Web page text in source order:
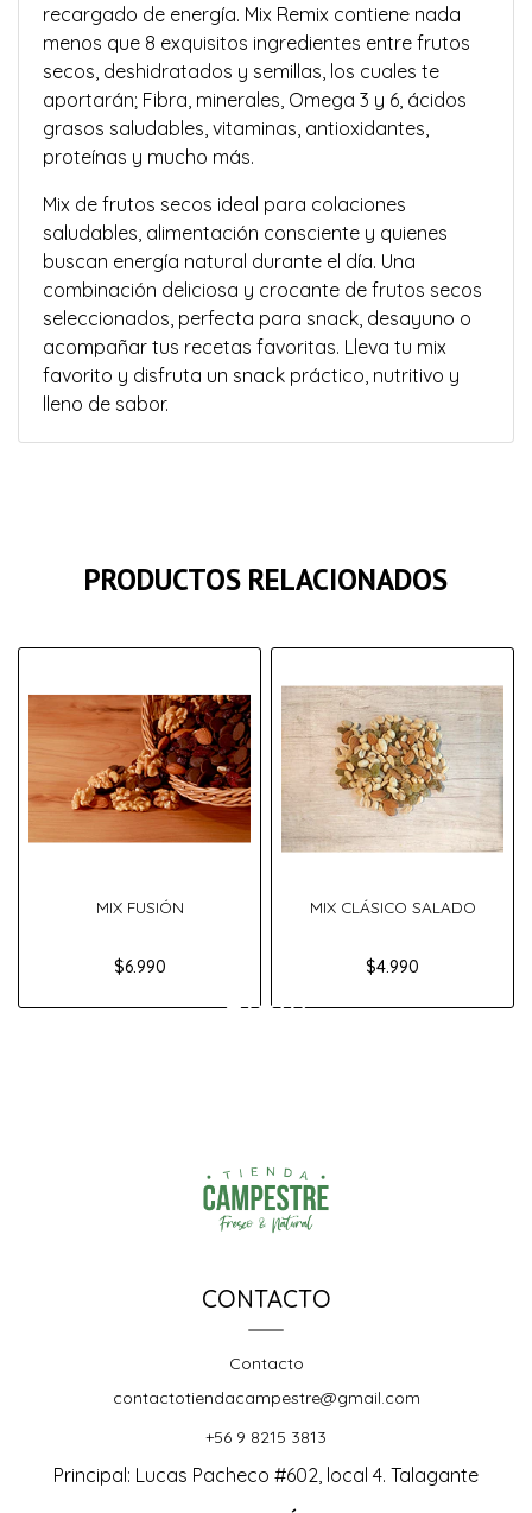
recargado de energía. Mix Remix contiene nada
menos que 8 exquisitos ingredientes entre frutos
secos, deshidratados y semillas, los cuales te
aportarán; Fibra, minerales, Omega 3 y 6, ácidos
grasos saludables, vitaminas, antioxidantes,
proteínas y mucho más.
Mix de frutos secos ideal para colaciones
saludables, alimentación consciente y quienes
buscan energía natural durante el día. Una
combinación deliciosa y crocante de frutos secos
seleccionados, perfecta para snack, desayuno o
acompañar tus recetas favoritas. Lleva tu mix
favorito y disfruta un snack práctico, nutritivo y
lleno de sabor.
PRODUCTOS RELACIONADOS
MIX FUSIÓN
$6.990
MIX CLÁSICO SALADO
$4.990
CONTACTO
Contacto
contactotiendacampestre@gmail.com
+56 9 8215 3813
Principal: Lucas Pacheco #602, local 4. Talagante